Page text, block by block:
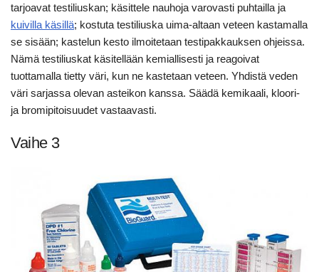
tarjoavat testiliuskan; käsittele nauhoja varovasti puhtailla ja
kuivilla käsillä; kostuta testiliuska uima-altaan veteen kastamalla
se sisään; kastelun kesto ilmoitetaan testipakkauksen ohjeissa.
Nämä testiliuskat käsitellään kemiallisesti ja reagoivat
tuottamalla tietty väri, kun ne kastetaan veteen. Yhdistä veden
väri sarjassa olevan asteikon kanssa. Säädä kemikaali, kloori-
ja bromipitoisuudet vastaavasti.
Vaihe 3